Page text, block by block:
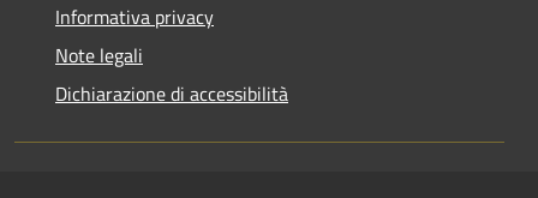
Informativa privacy
Note legali
Dichiarazione di accessibilità